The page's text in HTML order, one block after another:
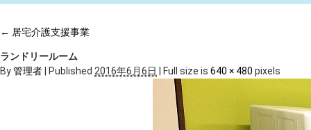
← 居宅介護支援事業
ランドリールーム
By管理者 Published 2016年6月6日 Full size is 640 × 480 pixels